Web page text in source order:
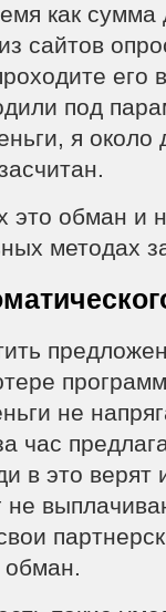
как
сайтов
его
под
я около
обман и
методах
не
час
в это верят
не
обман.